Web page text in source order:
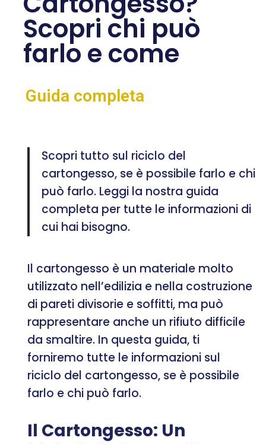
Scopri chi può
farlo e come
Guida completa
Scopri tutto sul riciclo del
cartongesso, se è possibile farlo e chi
può farlo. Leggi la nostra guida
completa per tutte le informazioni di
cui hai bisogno.
Il cartongesso è un materiale molto
utilizzato nell’edilizia e nella costruzione
di pareti divisorie e soffitti, ma può
rappresentare anche un rifiuto difficile
da smaltire. In questa guida, ti
forniremo tutte le informazioni sul
riciclo del cartongesso, se è possibile
farlo e chi può farlo.
Il Cartongesso: Un